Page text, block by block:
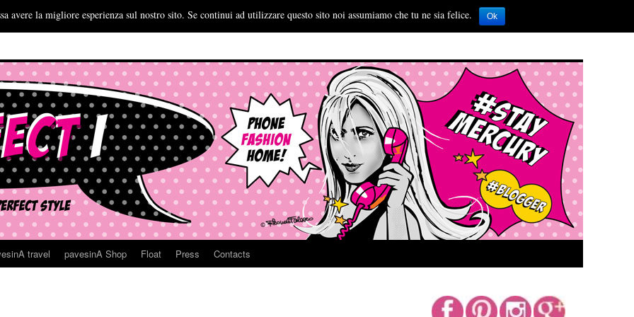
travel pavesinA Shop Float Press Contacts
avere la migliore esperienza sul nostro sito. Se continui ad utilizzare questo sito noi assumiamo che tu ne sia felice. Ok